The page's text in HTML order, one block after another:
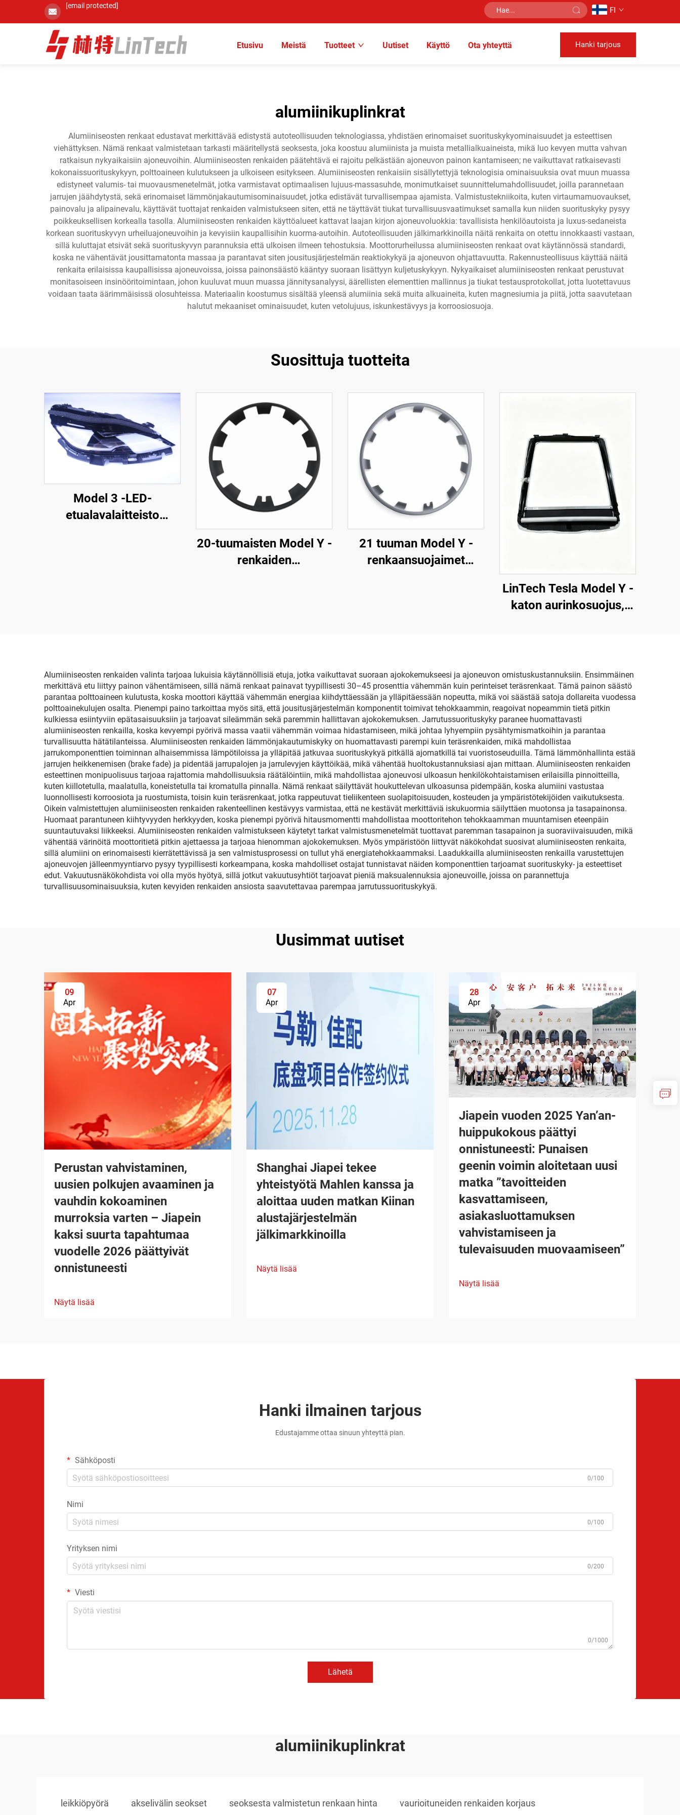
[email protected] FI
Etusivu Meistä Tuotteet Uutiset Käyttö Ota yhteyttä Hanki tarjous
alumiinikuplinkrat
Alumiiniseosten renkaat edustavat merkittävää edistystä autoteollisuuden teknologiassa, yhdistäen erinomaiset suorituskykyominaisuudet ja esteettisen
viehättyksen. Nämä renkaat valmistetaan tarkasti määritellystä seoksesta, joka koostuu alumiinista ja muista metallialkuaineista, mikä luo kevyen mutta vahvan
ratkaisun nykyaikaisiin ajoneuvoihin. Alumiiniseosten renkaiden päätehtävä ei rajoitu pelkästään ajoneuvon painon kantamiseen; ne vaikuttavat ratkaisevasti
kokonaissuorituskykyyn, polttoaineen kulutukseen ja ulkoiseen esitykseen. Alumiiniseosten renkaisiin sisällytettyjä teknologisia ominaisuuksia ovat muun muassa
edistyneet valumis- tai muovausmenetelmät, jotka varmistavat optimaalisen lujuus-massasuhde, monimutkaiset suunnittelumahdollisuudet, joilla parannetaan
jarrujen jäähdytystä, sekä erinomaiset lämmönjakautumisominaisuudet, jotka edistävät turvallisempaa ajamista. Valmistustekniikoita, kuten virtaumamuovaukset,
painovalu ja alipainevalu, käyttävät tuottajat renkaiden valmistukseen siten, että ne täyttävät tiukat turvallisuusvaatimukset samalla kun niiden suorituskyky pysyy
poikkeuksellisen korkealla tasolla. Alumiiniseosten renkaiden käyttöalueet kattavat laajan kirjon ajoneuvoluokkia: tavallisista henkilöautoista ja luxus-sedaneista
korkean suorituskyvyn urheiluajoneuvoihin ja kevyisiin kaupallisihin kuorma-autoihin. Autoteollisuuden jälkimarkkinoilla näitä renkaita on otettu innokkaasti vastaan,
sillä kuluttajat etsivät sekä suorituskyvyn parannuksia että ulkoisen ilmeen tehostuksia. Moottorurheilussa alumiiniseosten renkaat ovat käytännössä standardi,
koska ne vähentävät jousittamatonta massaa ja parantavat siten jousitusjärjestelmän reaktiokykyä ja ajoneuvon ohjattavuutta. Rakennusteollisuus käyttää näitä
renkaita erilaisissa kaupallisissa ajoneuvoissa, joissa painonsäästö kääntyy suoraan lisättyyn kuljetuskykyyn. Nykyaikaiset alumiiniseosten renkaat perustuvat
monitasoiseen insinööritoimintaan, johon kuuluvat muun muassa jännitysanalyysi, äärellisten elementtien mallinnus ja tiukat testausprotokollat, jotta luotettavuus
voidaan taata äärimmäisissä olosuhteissa. Materiaalin koostumus sisältää yleensä alumiinia sekä muita alkuaineita, kuten magnesiumia ja piitä, jotta saavutetaan
halutut mekaaniset ominaisuudet, kuten vetolujuus, iskunkestävyys ja korroosiosuoja.
Suosittuja tuotteita
Model 3 -LED-
etualavalaitteisto
20-tuumaisten Model Y -
renkaiden
21 tuuman Model Y -
renkaansuojaimet
LinTech Tesla Model Y -
katon aurinkosuojus,
UV-säteilyltä
Alumiiniseosten renkaiden valinta tarjoaa lukuisia käytännöllisiä etuja, jotka vaikuttavat suoraan ajokokemukseesi ja ajoneuvon omistuskustannuksiin. Ensimmäinen
merkittävä etu liittyy painon vähentämiseen, sillä nämä renkaat painavat tyypillisesti 30–45 prosenttia vähemmän kuin perinteiset teräsrenkaat. Tämä painon säästö
parantaa polttoaineen kulutusta, koska moottori käyttää vähemmän energiaa kiihdyttäessään ja ylläpitäessään nopeutta, mikä voi säästää satoja dollareita vuodessa
polttoainekulujen osalta. Pienempi paino tarkoittaa myös sitä, että jousitusjärjestelmän komponentit toimivat tehokkaammin, reagoivat nopeammin tietä pitkin
kulkiessa esiintyviin epätasaisuuksiin ja tarjoavat sileämmän sekä paremmin hallittavan ajokokemuksen. Jarrutussuorituskyky paranee huomattavasti
alumiiniseosten renkailla, koska kevyempi pyörivä massa vaatii vähemmän voimaa hidastamiseen, mikä johtaa lyhyempiin pysähtymismatkoihin ja parantaa
turvallisuutta hätätilanteissa. Alumiiniseosten renkaiden lämmönjakautumiskyky on huomattavasti parempi kuin teräsrenkaiden, mikä mahdollistaa
jarrukomponenttien toiminnan alhaisemmissa lämpötiloissa ja ylläpitää jatkuvaa suorituskykyä pitkällä ajomatkillä tai vuoristoseuduilla. Tämä lämmönhallinta estää
jarrujen heikkenemisen (brake fade) ja pidentää jarrupalojen ja jarrulevyjen käyttöikää, mikä vähentää huoltokustannuksiasi ajan mittaan. Alumiiniseosten renkaiden
esteettinen monipuolisuus tarjoaa rajattomia mahdollisuuksia räätälöintiin, mikä mahdollistaa ajoneuvosi ulkoasun henkilökohtaistamisen erilaisilla pinnoitteilla,
kuten kiillotetulla, maalatulla, koneistetulla tai kromatulla pinnalla. Nämä renkaat säilyttävät houkuttelevan ulkoasunsa pidempään, koska alumiini vastustaa
luonnollisesti korroosiota ja ruostumista, toisin kuin teräsrenkaat, jotka rappeutuvat tieliikenteen suolapitoisuuden, kosteuden ja ympäristötekijöiden vaikutuksesta.
Oikein valmistettujen alumiiniseosten renkaiden rakenteellinen kestävyys varmistaa, että ne kestävät merkittäviä iskukuormia säilyttäen muotonsa ja tasapainonsa.
Huomaat parantuneen kiihtyvyyden herkkyyden, koska pienempi pyörivä hitausmomentti mahdollistaa moottoritehon tehokkaamman muuntamisen eteenpäin
suuntautuvaksi liikkeeksi. Alumiiniseosten renkaiden valmistukseen käytetyt tarkat valmistusmenetelmät tuottavat paremman tasapainon ja suoraviivaisuuden, mikä
vähentää värinöitä moottoritietä pitkin ajettaessa ja tarjoaa hienomman ajokokemuksen. Myös ympäristöön liittyvät näkökohdat suosivat alumiiniseosten renkaita,
sillä alumiini on erinomaisesti kierrätettävissä ja sen valmistusprosessi on tullut yhä energiatehokkaammaksi. Laadukkailla alumiiniseosten renkailla varustettujen
ajoneuvojen jälleenmyyntiarvo pysyy tyypillisesti korkeampana, koska mahdolliset ostajat tunnistavat näiden komponenttien tarjoamat suorituskyky- ja esteettiset
edut. Vakuutusnäkökohdista voi olla myös hyötyä, sillä jotkut vakuutusyhtiöt tarjoavat pieniä maksualennuksia ajoneuvoille, joissa on parannettuja
turvallisuusominaisuuksia, kuten kevyiden renkaiden ansiosta saavutettavaa parempaa jarrutussuorituskykyä.
Uusimmat uutiset
09
Apr
Perustan vahvistaminen,
uusien polkujen avaaminen ja
vauhdin kokoaminen
murroksia varten – Jiapein
kaksi suurta tapahtumaa
vuodelle 2026 päättyivät
onnistuneesti
Näytä lisää
07
Apr
Shanghai Jiapei tekee
yhteistyötä Mahlen kanssa ja
aloittaa uuden matkan Kiinan
alustajärjestelmän
jälkimarkkinoilla
Näytä lisää
28
Apr
Jiapein vuoden 2025 Yan’an-
huippukokous päättyi
onnistuneesti: Punaisen
geenin voimin aloitetaan uusi
matka ”tavoitteiden
kasvattamiseen,
asiakasluottamuksen
vahvistamiseen ja
tulevaisuuden muovaamiseen”
Näytä lisää
Hanki ilmainen tarjous
Edustajamme ottaa sinuun yhteyttä pian.
Sähköposti
0/100
Nimi
0/100
Yrityksen nimi
0/200
Viesti
0/1000
Lähetä
alumiinikuplinkrat
leikkiöpyörä akselivälin seokset seoksesta valmistetun renkaan hinta vaurioituneiden renkaiden korjaus